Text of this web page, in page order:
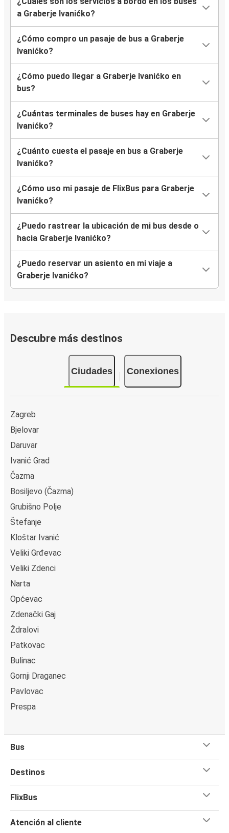
a Graberje Ivanićko?
¿Cómo compro un pasaje de bus a Graberje
Ivanićko?
¿Cómo puedo llegar a Graberje Ivanićko en
bus?
¿Cuántas terminales de buses hay en Graberje
Ivanićko?
¿Cuánto cuesta el pasaje en bus a Graberje
Ivanićko?
¿Cómo uso mi pasaje de FlixBus para Graberje
Ivanićko?
¿Puedo rastrear la ubicación de mi bus desde o
hacia Graberje Ivanićko?
¿Puedo reservar un asiento en mi viaje a
Graberje Ivanićko?
Descubre más destinos
Ciudades Conexiones
Zagreb
Bjelovar
Daruvar
Ivanić Grad
Čazma
Bosiljevo (Čazma)
Grubišno Polje
Štefanje
Kloštar Ivanić
Veliki Grđevac
Veliki Zdenci
Narta
Općevac
Zdenački Gaj
Ždralovi
Patkovac
Bulinac
Gornji Draganec
Pavlovac
Prespa
Bus
Destinos
FlixBus
Atención al cliente